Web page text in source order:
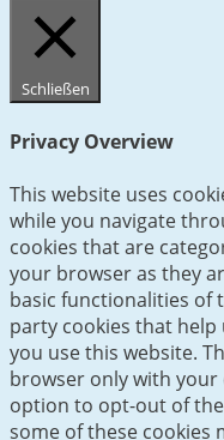
Schließen
Privacy Overview
This website uses
while you navigate
cookies that are
your browser as they
basic functionalities of
party cookies that
you use this website.
browser only with your
option to opt-out of
some of these cookies